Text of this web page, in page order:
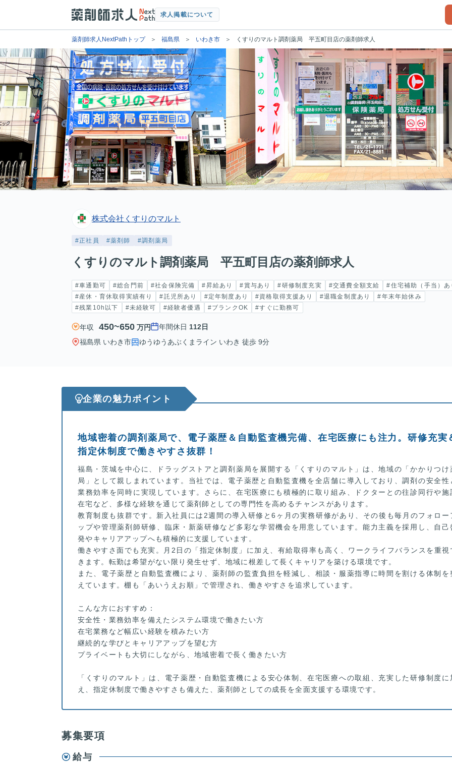
求人掲載について
薬剤師求人NextPathトップ 福島県 いわき市 くすりのマルト調剤薬局 平五町目店の薬剤師求人
株式会社くすりのマルト
#正社員 #薬剤師 #調剤薬局
くすりのマルト調剤薬局 平五町目店の薬剤師求人
#車通勤可 #総合門前 #社会保険完備 #昇給あり #賞与あり #研修制度充実 #交通費全額支給
#住宅補助（手当）あ
#産休・育休取得実績有り
#託児所あり #定年制度あり #資格取得支援あり #退職金制度あり
#年末年始休み
#残業10h以下
#未経験可 #経験者優遇 #ブランクOK #すぐに勤務可
年収 450~650 万円 年間休日 112日
福島県 いわき市
ゆうゆうあぶくまライン いわき 徒歩 9分
企業の魅力ポイント
地域密着の調剤薬局で、電子薬歴＆自動監査機完備、在宅医療にも注力。研修充実
指定休制度で働きやすさ抜群！
福島・茨城を中心に、ドラッグストアと調剤薬局を展開する「くすりのマルト」は、地域の「かかりつけ
局」として親しまれています。当社では、電子薬歴と自動監査機を全店舗に導入しており、調剤の安全性
業務効率を同時に実現しています。さらに、在宅医療にも積極的に取り組み、ドクターとの往診同行や施
在宅など、多様な経験を通じて薬剤師としての専門性を高めるチャンスがあります。
教育制度も抜群です。新入社員には2週間の導入研修と6ヶ月の実務研修があり、その後も毎月のフォロー
ップや管理薬剤師研修、臨床・新薬研修など多彩な学習機会を用意しています。能力主義を採用し、自己
発やキャリアアップへも積極的に支援しています。
働きやすさ面でも充実。月2日の「指定休制度」に加え、有給取得率も高く、ワークライフバランスを重視
きます。転勤は希望がない限り発生せず、地域に根差して長くキャリアを築ける環境です。
また、電子薬歴と自動監査機により、薬剤師の監査負担を軽減し、相談・服薬指導に時間を割ける体制を
えています。棚も「あいうえお順」で管理され、働きやすさを追求しています。
こんな方におすすめ：
安全性・業務効率を備えたシステム環境で働きたい方
在宅業務など幅広い経験を積みたい方
継続的な学びとキャリアアップを望む方
プライベートも大切にしながら、地域密着で長く働きたい方
「くすりのマルト」は、電子薬歴・自動監査機による安心体制、在宅医療への取組、充実した研修制度に
え、指定休制度で働きやすさも備えた、薬剤師としての成長を全面支援する環境です。
募集要項
給与